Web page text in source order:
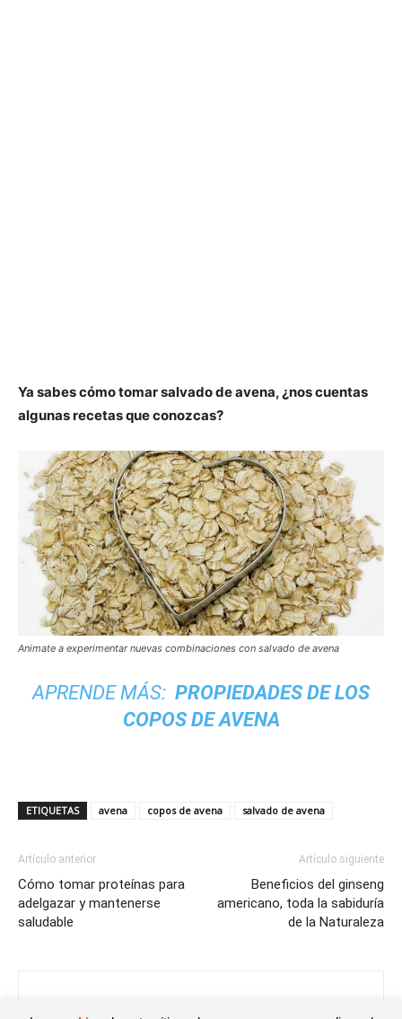
Ya sabes cómo tomar salvado de avena, ¿nos cuentas
algunas recetas que conozcas?
Animate a experimentar nuevas combinaciones con salvado de avena
APRENDE MÁS: PROPIEDADES DE LOS
COPOS DE AVENA
ETIQUETAS avena copos de avena salvado de avena
Artículo anterior
Cómo tomar proteínas para
adelgazar y mantenerse
saludable
Artículo siguiente
Beneficios del ginseng
americano, toda la sabiduría
de la Naturaleza